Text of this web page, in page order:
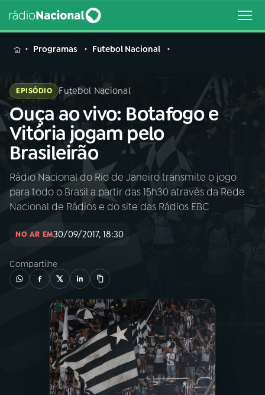
MENU
Buscar
na
Rádio
Nacional
Buscar
AO VIVO
PROGRAMAS
PODCASTS
Programas Futebol Nacional
EPISÓDIO Futebol Nacional
Ouça ao vivo: Botafogo e
Vitória jogam pelo
Brasileirão
Rádio Nacional do Rio de Janeiro transmite o jogo
para todo o Brasil a partir das 15h30 através da Rede
Nacional de Rádios e do site das Rádios EBC
NO AR EM30/09/2017, 18:30
Compartilhe